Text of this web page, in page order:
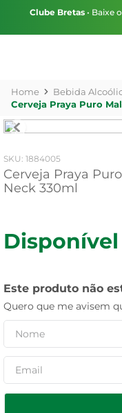
Clube Bretas • Baixe
Bebida
Cerveja Praya Puro
: 1884005
Cerveja Praya
Neck 330ml
Este produto não
Quero que me avisem